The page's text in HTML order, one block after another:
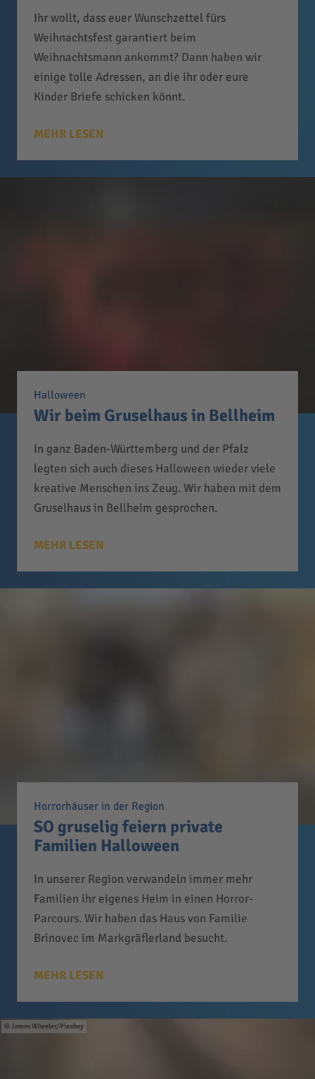
Ihr wollt, dass euer Wunschzettel fürs
Weihnachtsfest garantiert beim
Weihnachtsmann ankommt? Dann haben wir
einige tolle Adressen, an die ihr oder eure
Kinder Briefe schicken könnt.
MEHR LESEN
Halloween
Wir beim Gruselhaus in Bellheim
In ganz Baden-Württemberg und der Pfalz
legten sich auch dieses Halloween wieder viele
kreative Menschen ins Zeug. Wir haben mit dem
Gruselhaus in Bellheim gesprochen.
MEHR LESEN
Horrorhäuser in der Region
SO gruselig feiern private
Familien Halloween
In unserer Region verwandeln immer mehr
Familien ihr eigenes Heim in einen Horror-
Parcours. Wir haben das Haus von Familie
Brinovec im Markgräflerland besucht.
MEHR LESEN
James Wheeler/Pixabay